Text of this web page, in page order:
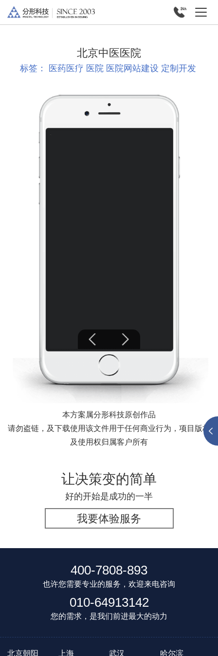
北京中医医院
标签： 医药医疗 医院 医院网站建设 定制开发
本方案属分形科技原创作品
请勿盗链，及下载使用该文件用于任何商业行为，项目版权
及使用权归属客户所有
让决策变的简单
好的开始是成功的一半
我要体验服务
400-7808-893
也许您需要专业的服务，欢迎来电咨询
010-64913142
您的需求，是我们前进最大的动力
北京朝阳 上海 武汉 哈尔滨